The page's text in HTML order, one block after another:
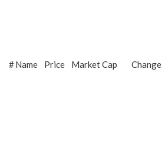
#Name Price Market Cap Change